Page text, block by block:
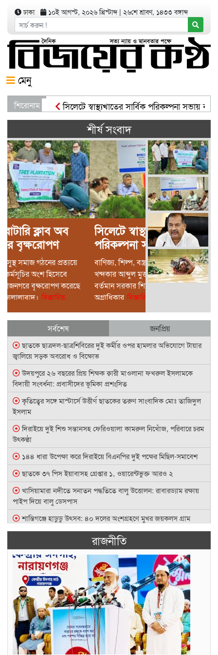
ঢাকা ১০ই আগস্ট, ২০২৬ খ্রিস্টাব্দ| ২৬শে শ্রাবণ, ১৪৩৩ বঙ্গাব্দ
মেনু
শিরোনামসিলেটে স্বাস্থ্যখাতের সার্বিক পরিকল্পনা সভায়
সিসিকের পাঁচ ওয়ার্ডে এক হাজার গাছের চারা বিতরণ
শীর্ষ সংবাদ
সিলেটে স্বাস্থ্যখাতের সার্বিক
পরিকল্পনা সভায় বাণিজ্যমন্ত্রী
স্বাস্থ্য খাতের বরাদ্দ সঠিকভাবে
কাজে লাগাতে হবে সিলেটকে
দেশের অন্যতম চিকিৎসাসেবা
কেন্দ্র হিসেবে গড়ে তোলা
সম্ভব: সিসিক প্রশাসক
বাণিজ্য, শিল্প, বস্ত্র ও পাট মন্ত্রণালয়ের মন্ত্রী
খন্দকার আব্দুল মুক্তাদির এমপি বলেছেন,
বর্তমান সরকার শিক্ষা ও স্বাস্থ্য খাতকে সর্বোচ্চ
অগ্রাধিকারবিস্তারিত...
সর্বশেষ জনপ্রিয়
ছাতকে ছাত্রদল-ছাত্রশিবিরের দুই কর্মীর ওপর হামলার অভিযোগে টায়ার
জ্বালিয়ে সড়ক অবরোধ ও বিক্ষোভ
উদয়পুরে ২৬ বছরের প্রিয় শিক্ষক ক্বারী মাওলানা ফখরুল ইসলামকে
বিদায়ী সংবর্ধনা: প্রবাসীদের ভূমিকা প্রশংসিত
কৃতিত্বের সঙ্গে মাস্টার্সে উত্তীর্ণ ছাতকের তরুণ সাংবাদিক মোঃ তাজিদুল
ইসলাম
দিরাইয়ে দুই শিশু সন্তানসহ ফেরিওয়ালা কামরুল নিখোঁজ, পরিবারে চরম
উৎকণ্ঠা
১৪৪ ধারা উপেক্ষা করে দিরাইয়ে বিএনপির দুই পক্ষের মিছিল-সমাবেশ
ছাতকে ৩৭ পিস ইয়াবাসহ গ্রেপ্তার ১, ওয়ারেন্টভুক্ত আরও ২
খাসিয়ামারা নদীতে সনাতন পদ্ধতিতে বালু উত্তোলন: রাবারড্যাম রক্ষায়
পাইপ দিয়ে বালু ডেসপাস
শান্তিগঞ্জে হাডুডু উৎসব: ৪০ দলের অংশগ্রহণে মুখর জয়কলস গ্রাম
হাদারপাড় বালুমহালের ইজারা এলাকায় প্রশাসনের অভিযান, ৩টি
বালুবাহী বডি ক্ষতিগ্রস্ত, আটক ৮
সিলেট রেঞ্জের শ্রেষ্ঠত্বের স্বীকৃতি পেলেন দিরাই থানার ওসি আমিনুল
ইসলাম
চব্বিশের ছাত্র-জনতার ঐতিহাসিক গণঅভ্যুত্থানের শহীদদের স্মরণে
সিলেট মহানগর বিএনপির কর্মসূচি
গোয়াইনঘাটে ১৭০ বোতল ভারতীয় এসকাফ কফ সিরাপ উদ্ধার, গ্রেপ্তার
১
সোনালী চেলা নদীতে অবৈধ ড্রেজারে বালু উত্তোলন বন্ধের দাবিতে
রাজনীতি